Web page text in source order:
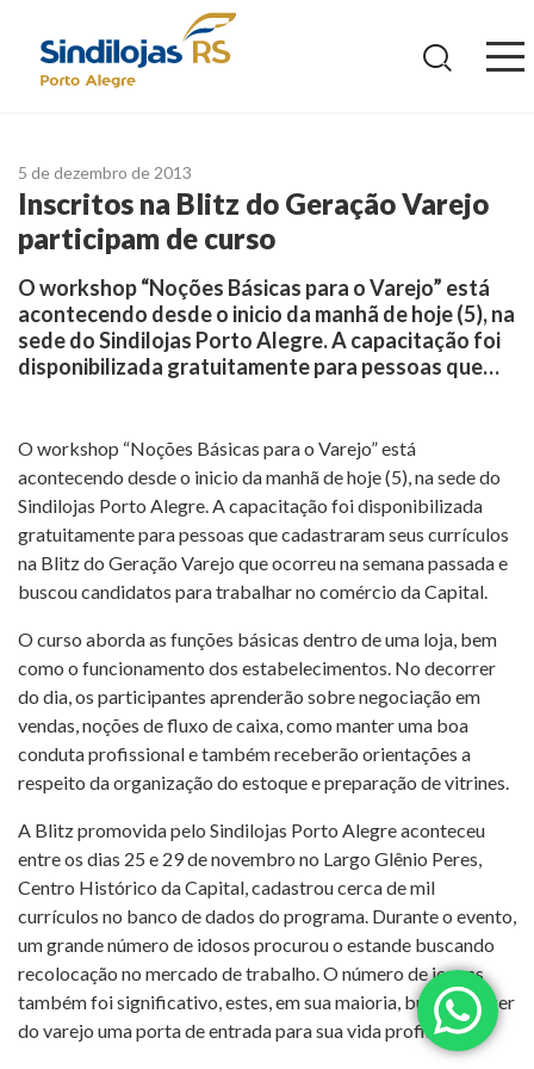
5 de dezembro de 2013
Inscritos na Blitz do Geração Varejo
participam de curso
O workshop “Noções Básicas para o Varejo” está
acontecendo desde o inicio da manhã de hoje (5), na
sede do Sindilojas Porto Alegre. A capacitação foi
disponibilizada gratuitamente para pessoas que…
O workshop “Noções Básicas para o Varejo” está
acontecendo desde o inicio da manhã de hoje (5), na sede do
Sindilojas Porto Alegre. A capacitação foi disponibilizada
gratuitamente para pessoas que cadastraram seus currículos
na Blitz do Geração Varejo que ocorreu na semana passada e
buscou candidatos para trabalhar no comércio da Capital.
O curso aborda as funções básicas dentro de uma loja, bem
como o funcionamento dos estabelecimentos. No decorrer
do dia, os participantes aprenderão sobre negociação em
vendas, noções de fluxo de caixa, como manter uma boa
conduta profissional e também receberão orientações a
respeito da organização do estoque e preparação de vitrines.
A Blitz promovida pelo Sindilojas Porto Alegre aconteceu
entre os dias 25 e 29 de novembro no Largo Glênio Peres,
Centro Histórico da Capital, cadastrou cerca de mil
currículos no banco de dados do programa. Durante o evento,
um grande número de idosos procurou o estande buscando
recolocação no mercado de trabalho. O número de jovens
também foi significativo, estes, em sua maioria, buscam fazer
do varejo uma porta de entrada para sua vida profissional.